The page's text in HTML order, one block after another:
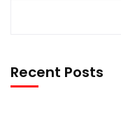
Recent Posts